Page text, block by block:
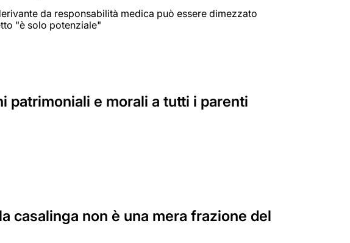
da responsabilità medica può essere dimezzato
"è solo potenziale"
patrimoniali e morali a tutti i parenti
casalinga non è una mera frazione del